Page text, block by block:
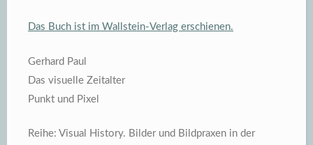
Das Buch ist im Wallstein-Verlag erschienen.
Gerhard Paul
Das visuelle Zeitalter
Punkt und Pixel
Reihe: Visual History. Bilder und Bildpraxen in der